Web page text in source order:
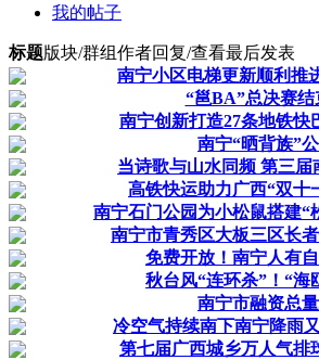
我的帖子
标题版块/群组作者回复/查看最后发表
南宁小区电梯更新顺利推
“邕BA”总决赛
南宁创新打造27条地铁快
南宁“晒背族”
当诗歌与山水同频 第三
高铁快运助力广西“双十
南宁石门公园为小松鼠搭建“
南宁市青秀区大板三区长
免费开放！南宁人有
秋台风“连环杀”！“海
南宁市融资总
冷空气持续南下南宁降雨
第七届广西城乡万人气排